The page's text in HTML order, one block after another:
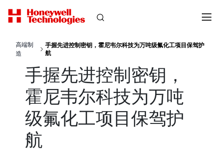
高端制
造
手握先进控制密钥，霍尼韦尔科技为万吨级氟化工项目保驾护
航
手握先进控制密钥，
霍尼韦尔科技为万吨
级氟化工项目保驾护
航